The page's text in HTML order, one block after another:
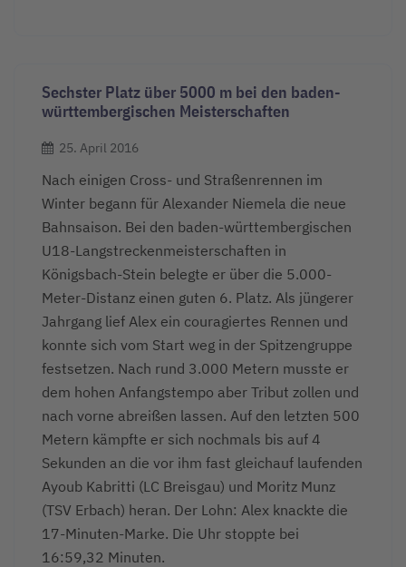
Sechster Platz über 5000 m bei den baden-
württembergischen Meisterschaften
25. April 2016
Nach einigen Cross- und Straßenrennen im
Winter begann für Alexander Niemela die neue
Bahnsaison. Bei den baden-württembergischen
U18-Langstreckenmeisterschaften in
Königsbach-Stein belegte er über die 5.000-
Meter-Distanz einen guten 6. Platz. Als jüngerer
Jahrgang lief Alex ein couragiertes Rennen und
konnte sich vom Start weg in der Spitzengruppe
festsetzen. Nach rund 3.000 Metern musste er
dem hohen Anfangstempo aber Tribut zollen und
nach vorne abreißen lassen. Auf den letzten 500
Metern kämpfte er sich nochmals bis auf 4
Sekunden an die vor ihm fast gleichauf laufenden
Ayoub Kabritti (LC Breisgau) und Moritz Munz
(TSV Erbach) heran. Der Lohn: Alex knackte die
17-Minuten-Marke. Die Uhr stoppte bei
16:59,32 Minuten.